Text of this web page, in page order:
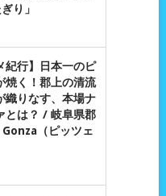
り」
紀行】日本一のピ
焼く！郡上の清流
織りなす、本場ナ
とは？ / 岐阜県郡
Gonza（ピッツェ